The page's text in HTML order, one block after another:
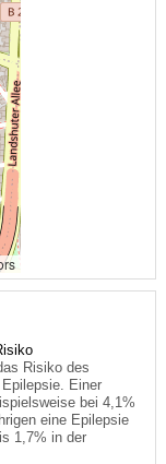
Risiko des
Einer
bei 4,1%
eine Epilepsie
1,7% in der